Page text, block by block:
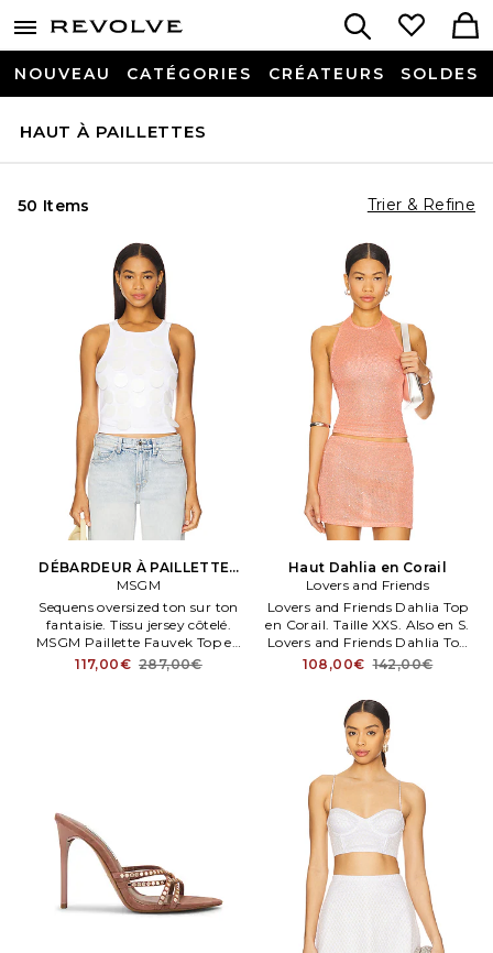
NOUVEAU CATÉGORIES CRÉATEURS SOLDES
HAUT À PAILLETTES
50 Items Trier & Refine
DÉBARDEUR À PAILLETTES
en Blanc
MSGM
Sequens oversized ton sur ton
fantaisie. Tissu jersey côtelé.
MSGM Paillette Fauvek Top en
Blanc. Taille XS. MSGX WS80.
117,00€ 287,00€
Haut Dahlia en Corail
Lovers and Friends
Lovers and Friends Dahlia Top
en Corail. Taille XXS. Also en S.
Lovers and Friends Dahlia Top
en Corail. LOVF WS3201.
108,00€ 142,00€